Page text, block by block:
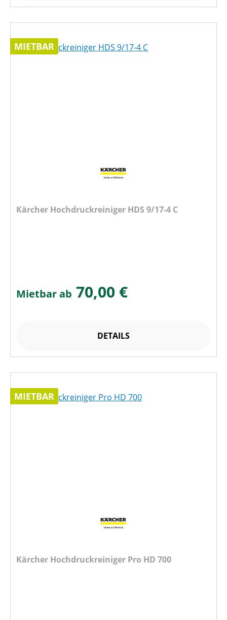
MIETBAR
Kärcher Hochdruckreiniger HDS 9/17-4 C
Mietbar ab 70,00 €
DETAILS
MIETBAR
Kärcher Hochdruckreiniger Pro HD 700